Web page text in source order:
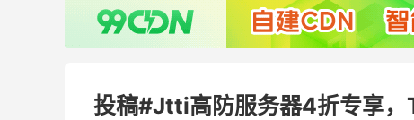
投稿#Jtti高防服务器4折专享，